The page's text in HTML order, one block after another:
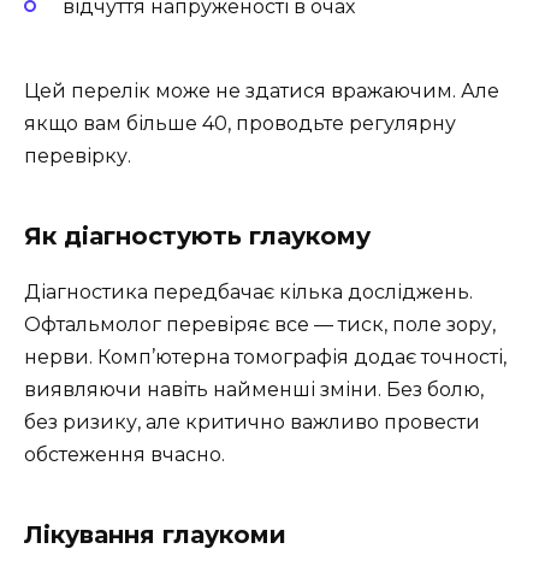
відчуття напруженості в очах
Цей перелік може не здатися вражаючим. Але
якщо вам більше 40, проводьте регулярну
перевірку.
Як діагностують глаукому
Діагностика передбачає кілька досліджень.
Офтальмолог перевіряє все — тиск, поле зору,
нерви. Комп’ютерна томографія додає точності,
виявляючи навіть найменші зміни. Без болю,
без ризику, але критично важливо провести
обстеження вчасно.
Лікування глаукоми